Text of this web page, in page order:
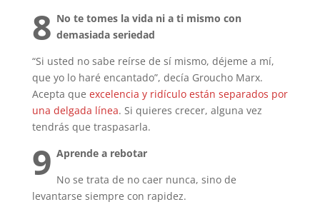
8 No te tomes la vida ni a ti mismo con
demasiada seriedad
“Si usted no sabe reírse de sí mismo, déjeme a mí,
que yo lo haré encantado”, decía Groucho Marx.
Acepta que excelencia y ridículo están separados por
una delgada línea. Si quieres crecer, alguna vez
tendrás que traspasarla.
9 Aprende a rebotar
No se trata de no caer nunca, sino de
levantarse siempre con rapidez.